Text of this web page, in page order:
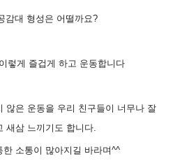
감대 형성은 어떨까요?
렇게 즐겁게 하고 운동합니다
않은 운동을 우리 친구들이 너무나 잘
새삼 느끼기도 합니다.
한 소통이 많아지길 바라며^^